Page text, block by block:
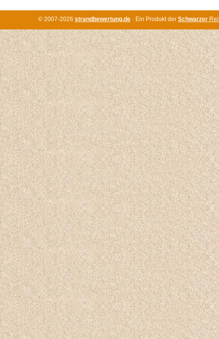
© 2007-2026 strandbewertung.de · Ein Produkt der Schwarzer